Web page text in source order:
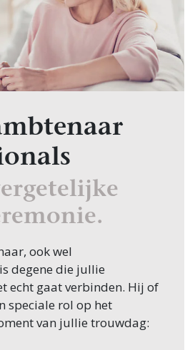
ook wel
degene die jullie
echt gaat verbinden. Hij of
speciale rol op het
van jullie trouwdag: